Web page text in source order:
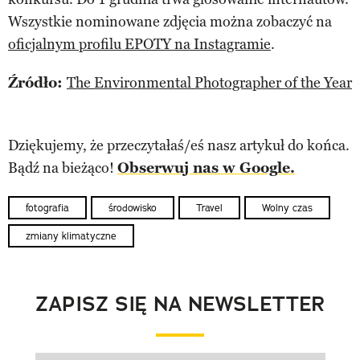
Wszystkie nominowane zdjęcia można zobaczyć na
oficjalnym profilu EPOTY na Instagramie.
Źródło: The Environmental Photographer of the Year
Dziękujemy, że przeczytałaś/eś nasz artykuł do końca.
Bądź na bieżąco! Obserwuj nas w Google.
fotografia środowisko Travel Wolny czas
zmiany klimatyczne
ZAPISZ SIĘ NA NEWSLETTER